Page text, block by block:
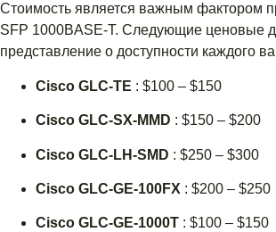
Стоимость является важным фактором
SFP 1000BASE-T. Следующие ценовые
представление о доступности каждого
Cisco GLC-TE : $100 – $150
Cisco GLC-SX-MMD : $150 – $200
Cisco GLC-LH-SMD : $250 – $300
Cisco GLC-GE-100FX : $200 – $250
Cisco GLC-GE-1000T : $100 – $150